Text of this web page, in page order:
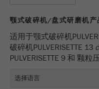
颚式破碎机/盘式研磨机产
适用于颚式破碎机
破碎机PULVERISETTE 13
PULVERISETTE 9 和 颗粒